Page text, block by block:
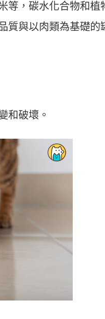
等，碳水化合物和植
質與以肉類為基礎的
和破壞。